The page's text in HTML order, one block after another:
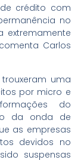
crédito com
no
extremamente
Carlos
uma
por micro e
do
da onda de
as empresas
devidos no
suspensas